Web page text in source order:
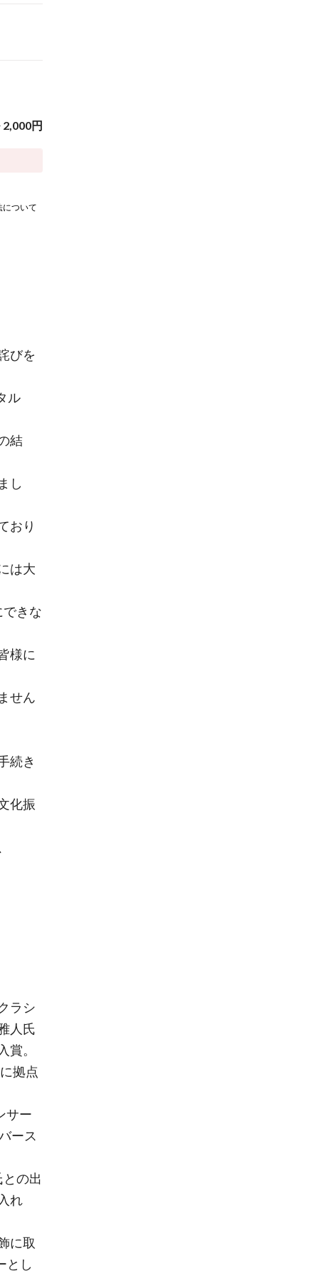
2,000円
について
びを
ル
結
し
おり
は大
きな
様に
せん
続き
化振
ラシ
人氏
。
拠点
サー
ース
の出
れ
に取
とし